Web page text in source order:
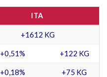
ITA
+1612 KG
+0,51% +122 KG
+0,18% +75 KG